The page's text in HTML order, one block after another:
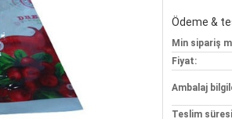
Ödeme &
Min sipariş
Fiyat:
Ambalaj
Teslim